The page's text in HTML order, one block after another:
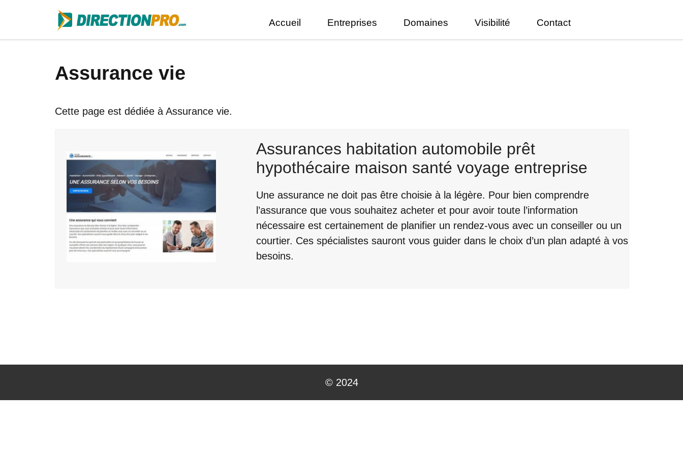
Accueil Entreprises Domaines Visibilité Contact
Assurance vie
Cette page est dédiée à Assurance vie.
Assurances habitation automobile prêt
hypothécaire maison santé voyage entreprise
Une assurance ne doit pas être choisie à la légère. Pour bien comprendre
l’assurance que vous souhaitez acheter et pour avoir toute l’information
nécessaire est certainement de planifier un rendez-vous avec un conseiller ou un
courtier. Ces spécialistes sauront vous guider dans le choix d’un plan adapté à vos
besoins.
© 2024